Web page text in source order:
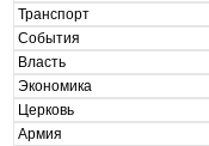
Транспорт
События
Власть
Экономика
Церковь
Армия